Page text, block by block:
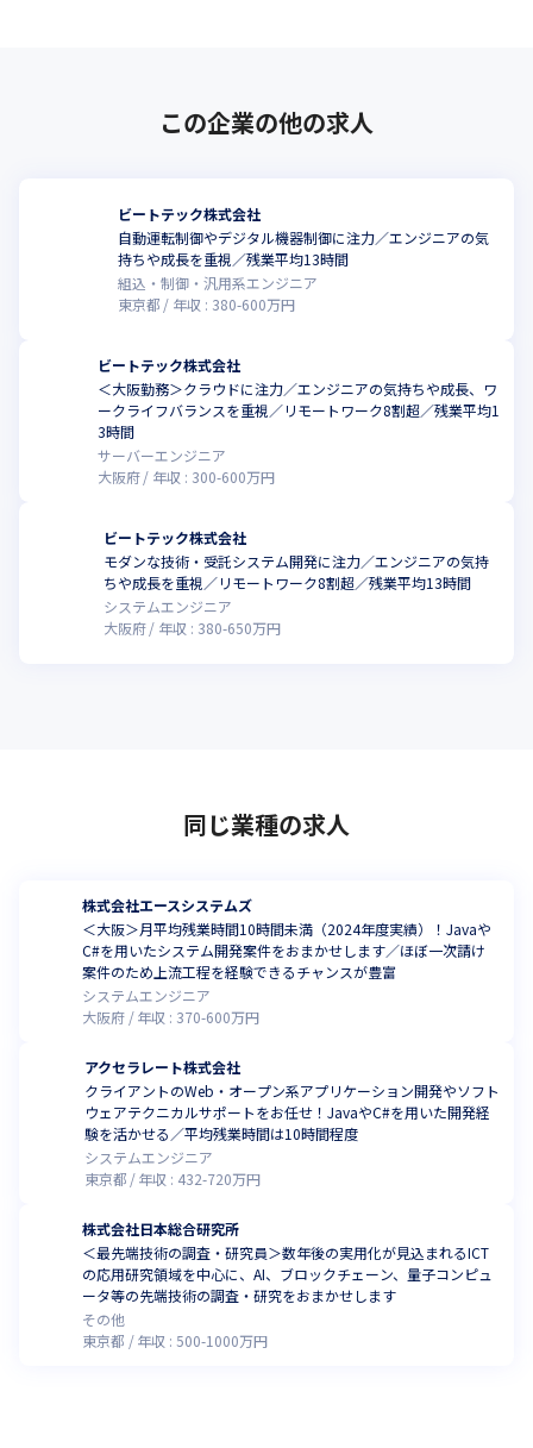
この企業の他の求人
ビートテック株式会社
自動運転制御やデジタル機器制御に注力／エンジニアの気
持ちや成長を重視／残業平均13時間
組込・制御・汎用系エンジニア
東京都
年収 : 380-600万円
ビートテック株式会社
＜大阪勤務＞クラウドに注力／エンジニアの気持ちや成長、ワ
ークライフバランスを重視／リモートワーク8割超／残業平均1
3時間
サーバーエンジニア
大阪府
年収 : 300-600万円
ビートテック株式会社
モダンな技術・受託システム開発に注力／エンジニアの気持
ちや成長を重視／リモートワーク8割超／残業平均13時間
システムエンジニア
大阪府
年収 : 380-650万円
同じ業種の求人
株式会社エースシステムズ
＜大阪＞月平均残業時間10時間未満（2024年度実績）！Javaや
C#を用いたシステム開発案件をおまかせします／ほぼ一次請け
案件のため上流工程を経験できるチャンスが豊富
システムエンジニア
大阪府
年収 : 370-600万円
アクセラレート株式会社
クライアントのWeb・オープン系アプリケーション開発やソフト
ウェアテクニカルサポートをお任せ！JavaやC#を用いた開発経
験を活かせる／平均残業時間は10時間程度
システムエンジニア
東京都
年収 : 432-720万円
株式会社日本総合研究所
＜最先端技術の調査・研究員＞数年後の実用化が見込まれるICT
の応用研究領域を中心に、AI、ブロックチェーン、量子コンピュ
ータ等の先端技術の調査・研究をおまかせします
その他
東京都
年収 :500-1000万円